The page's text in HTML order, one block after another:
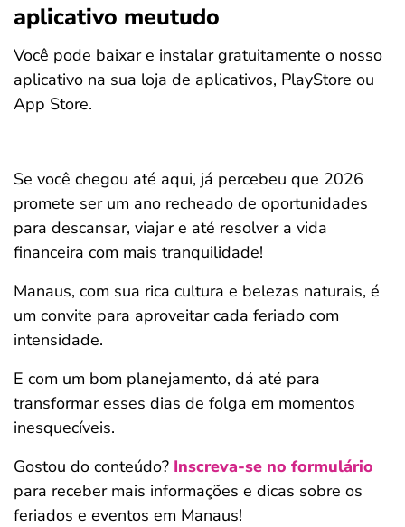
aplicativo meutudo
Você pode baixar e instalar gratuitamente o nosso
aplicativo na sua loja de aplicativos, PlayStore ou
App Store.
Se você chegou até aqui, já percebeu que 2026
promete ser um ano recheado de oportunidades
para descansar, viajar e até resolver a vida
financeira com mais tranquilidade!
Manaus, com sua rica cultura e belezas naturais, é
um convite para aproveitar cada feriado com
intensidade.
E com um bom planejamento, dá até para
transformar esses dias de folga em momentos
inesquecíveis.
Gostou do conteúdo? Inscreva-se no formulário
para receber mais informações e dicas sobre os
feriados e eventos em Manaus!